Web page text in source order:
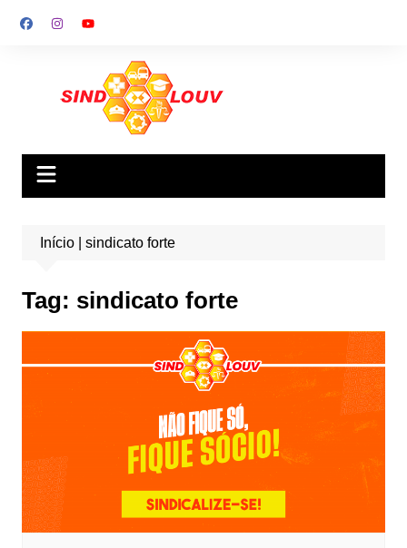
para
Início| sindicato forte
Tag: sindicato forte